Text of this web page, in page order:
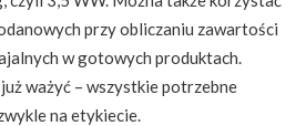
przy obliczaniu zawartości
w gotowych produktach.
ważyć – wszystkie potrzebne
na etykiecie.